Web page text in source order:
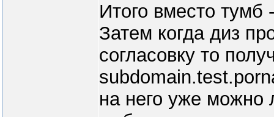
Итого вместо тумб
Затем когда диз
согласовку то
на него уже можно